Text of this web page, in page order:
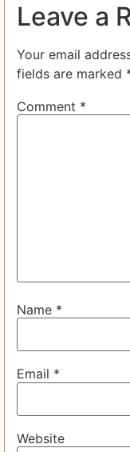
Leave a
Your email
fields are marked
Comment *
Name *
Email *
Website